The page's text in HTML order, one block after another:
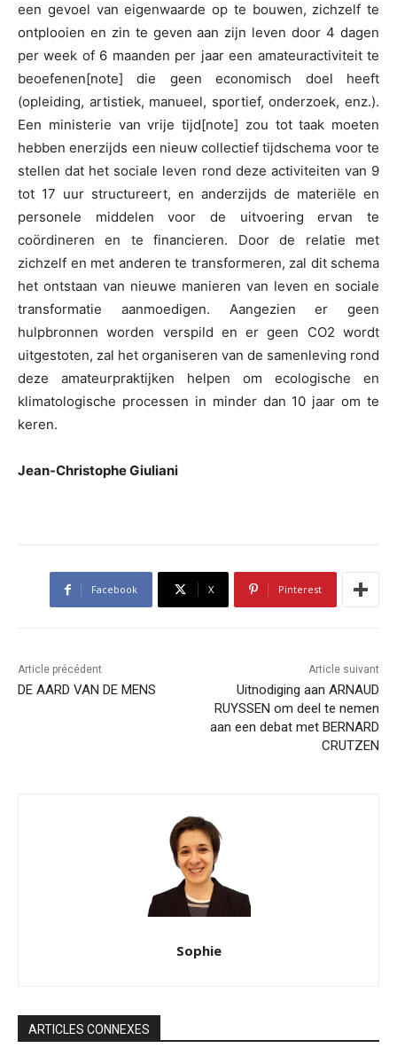
een gevoel van eigenwaarde op te bouwen, zichzelf te
ontplooien en zin te geven aan zijn leven door 4 dagen
per week of 6 maanden per jaar een amateuractiviteit te
beoefenen[note] die geen economisch doel heeft
(opleiding, artistiek, manueel, sportief, onderzoek, enz.).
Een ministerie van vrije tijd[note] zou tot taak moeten
hebben enerzijds een nieuw collectief tijdschema voor te
stellen dat het sociale leven rond deze activiteiten van 9
tot 17 uur structureert, en anderzijds de materiële en
personele middelen voor de uitvoering ervan te
coördineren en te financieren. Door de relatie met
zichzelf en met anderen te transformeren, zal dit schema
het ontstaan van nieuwe manieren van leven en sociale
transformatie aanmoedigen. Aangezien er geen
hulpbronnen worden verspild en er geen CO2 wordt
uitgestoten, zal het organiseren van de samenleving rond
deze amateurpraktijken helpen om ecologische en
klimatologische processen in minder dan 10 jaar om te
keren.
Jean-Christophe Giuliani
Facebook X Pinterest
Article précédent
DE AARD VAN DE MENS
Article suivant
Uitnodiging aan ARNAUD
RUYSSEN om deel te nemen
aan een debat met BERNARD
CRUTZEN
Sophie
ARTICLES CONNEXES